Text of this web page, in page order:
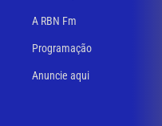
A RBN Fm
Programação
Anuncie aqui